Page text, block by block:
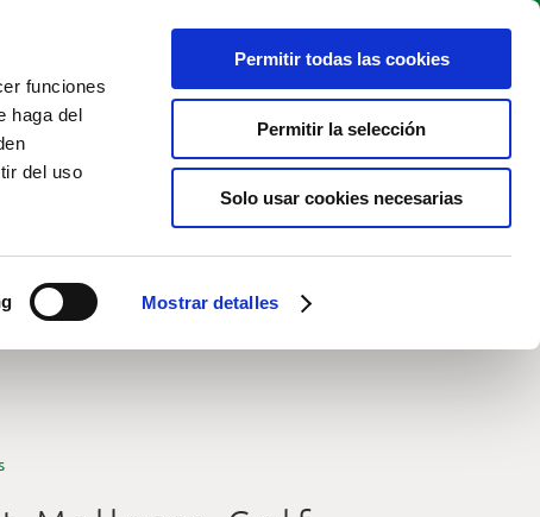
funciones
haga del
del uso
Mostrar detalles
Permitir todas las cookies
Permitir la selección
Solo usar cookies necesarias
BOOK TEE
EN